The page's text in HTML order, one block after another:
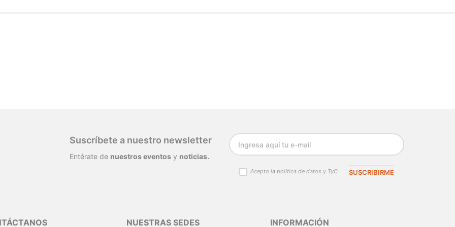
Suscríbete a nuestro newsletter
Entérate de nuestros eventos y noticias.
Acepto la política de datos y TyC SUSCRIBIRME
NUESTRAS SEDES INFORMACIÓN